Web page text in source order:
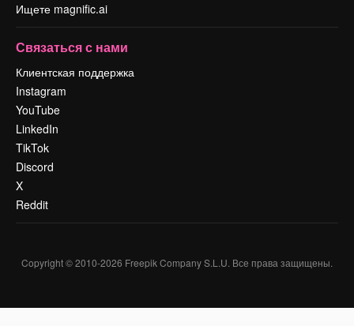
Ищете magnific.ai
Связаться с нами
Клиентская поддержка
Instagram
YouTube
LinkedIn
TikTok
Discord
X
Reddit
Copyright © 2010-2026 Freepik Company S.L.U. Все права защищены.